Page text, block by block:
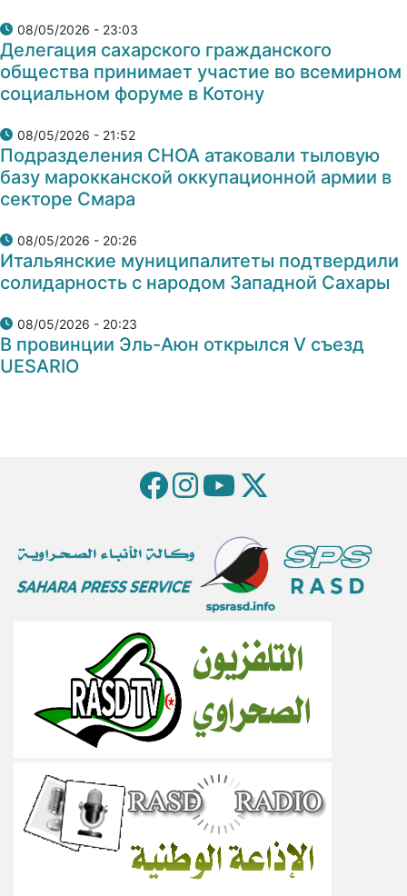
08/05/2026 - 23:03
Делегация сахарского гражданского
общества принимает участие во всемирном
социальном форуме в Котону
08/05/2026 - 21:52
Подразделения СНОА атаковали тыловую
базу марокканской оккупационной армии в
секторе Смара
08/05/2026 - 20:26
Итальянские муниципалитеты подтвердили
солидарность с народом Западной Сахары
08/05/2026 - 20:23
В провинции Эль-Аюн открылся V съезд
UESARIO